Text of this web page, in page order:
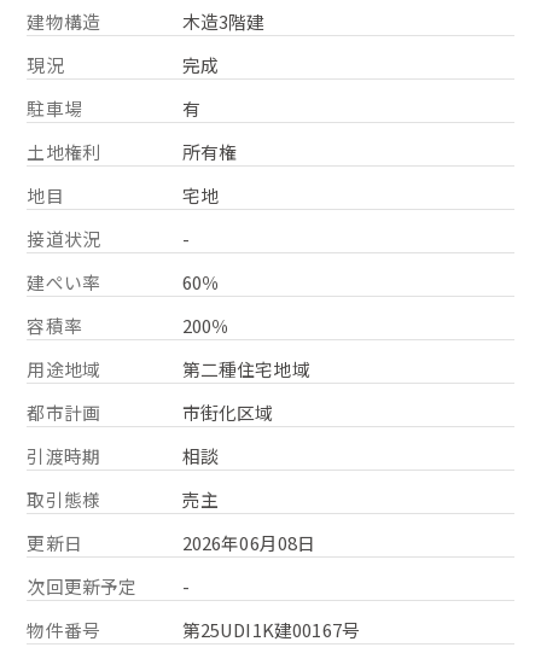
建物構造
木造3階建
現況
完成
駐車場
有
土地権利
所有権
地目
宅地
接道状況
-
建ぺい率
60％
容積率
200％
用途地域
第二種住宅地域
都市計画
市街化区域
引渡時期
相談
取引態様
売主
更新日
2026年06月08日
次回更新予定
-
物件番号
第25UDI1K建00167号